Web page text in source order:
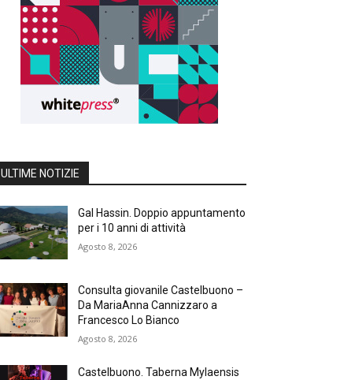
ULTIME NOTIZIE
Gal Hassin. Doppio appuntamento
per i 10 anni di attività
Agosto 8, 2026
Consulta giovanile Castelbuono –
Da MariaAnna Cannizzaro a
Francesco Lo Bianco
Agosto 8, 2026
Castelbuono. Taberna Mylaensis